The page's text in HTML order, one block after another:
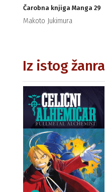
Čarobna knjiga Manga 29
Makoto Jukimura
Iz istog žanra